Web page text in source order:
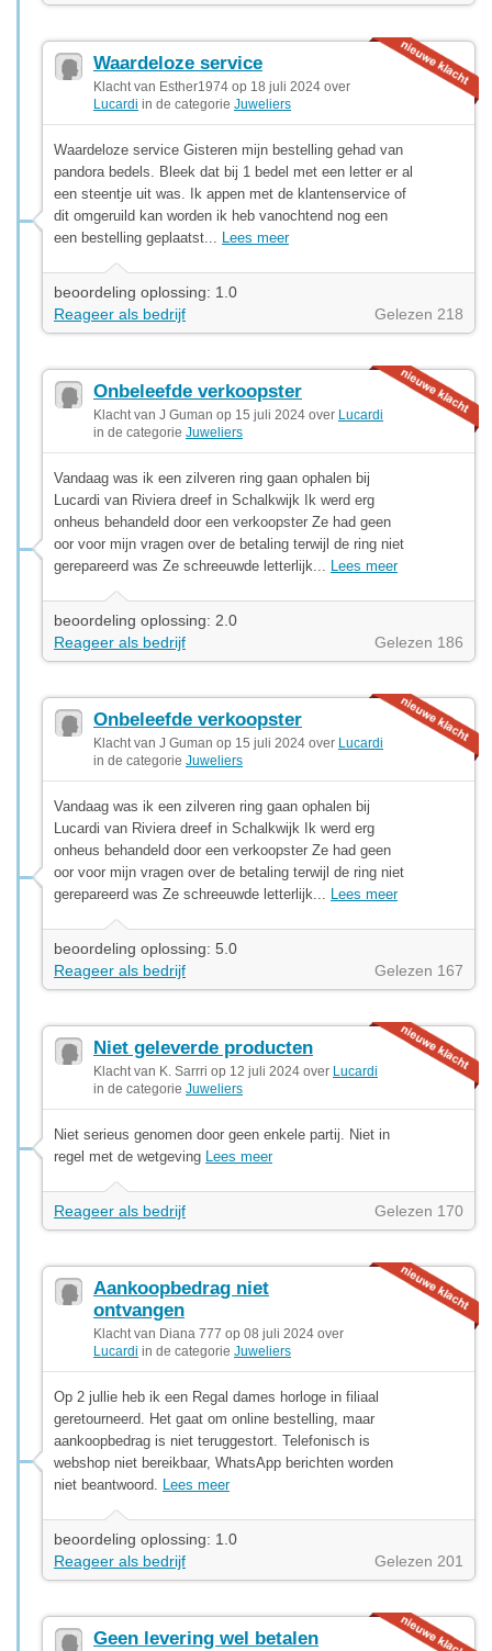
Waardeloze service
Klacht van Esther1974 op 18 juli 2024 over
Lucardi in de categorie Juweliers
Waardeloze service Gisteren mijn bestelling gehad van
pandora bedels. Bleek dat bij 1 bedel met een letter er al
een steentje uit was. Ik appen met de klantenservice of
dit omgeruild kan worden ik heb vanochtend nog een
een bestelling geplaatst... Lees meer
beoordeling oplossing: 1.0
Reageer als bedrijf
Gelezen 218
Onbeleefde verkoopster
Klacht van J Guman op 15 juli 2024 over Lucardi
in de categorie Juweliers
Vandaag was ik een zilveren ring gaan ophalen bij
Lucardi van Riviera dreef in Schalkwijk Ik werd erg
onheus behandeld door een verkoopster Ze had geen
oor voor mijn vragen over de betaling terwijl de ring niet
gerepareerd was Ze schreeuwde letterlijk... Lees meer
beoordeling oplossing: 2.0
Reageer als bedrijf
Gelezen 186
Onbeleefde verkoopster
Klacht van J Guman op 15 juli 2024 over Lucardi
in de categorie Juweliers
Vandaag was ik een zilveren ring gaan ophalen bij
Lucardi van Riviera dreef in Schalkwijk Ik werd erg
onheus behandeld door een verkoopster Ze had geen
oor voor mijn vragen over de betaling terwijl de ring niet
gerepareerd was Ze schreeuwde letterlijk... Lees meer
beoordeling oplossing: 5.0
Reageer als bedrijf
Gelezen 167
Niet geleverde producten
Klacht van K. Sarrri op 12 juli 2024 over Lucardi
in de categorie Juweliers
Niet serieus genomen door geen enkele partij. Niet in
regel met de wetgeving Lees meer
Reageer als bedrijf Gelezen 170
Aankoopbedrag niet
ontvangen
Klacht van Diana 777 op 08 juli 2024 over
Lucardi in de categorie Juweliers
Op 2 jullie heb ik een Regal dames horloge in filiaal
geretourneerd. Het gaat om online bestelling, maar
aankoopbedrag is niet teruggestort. Telefonisch is
webshop niet bereikbaar, WhatsApp berichten worden
niet beantwoord. Lees meer
beoordeling oplossing: 1.0
Reageer als bedrijf
Gelezen 201
Geen levering wel betalen